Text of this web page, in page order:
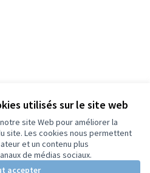
utilisés sur le site web
site Web pour améliorer la
site. Les cookies nous permettent
et un contenu plus
de médias sociaux.
accepter